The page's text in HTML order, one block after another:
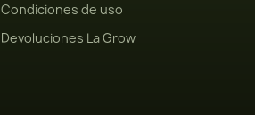
Condiciones de uso
Devoluciones La Grow